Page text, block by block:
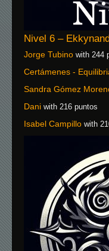
Nivel 6 –
Jorge Tubino with 244
Certámenes -
Sandra Gómez
Dani with 216 puntos
Isabel Campillo with